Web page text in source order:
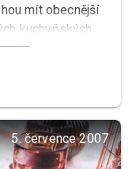
mít obecnější
kuchyňských
5. července 2007